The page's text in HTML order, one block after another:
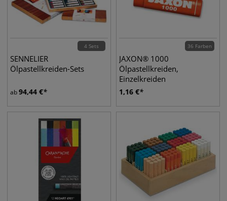
4 Sets
SENNELIER
Ölpastellkreiden-Sets
ab94,44 €
36 Farben
JAXON® 1000
Ölpastellkreiden,
Einzelkreiden
1,16 €